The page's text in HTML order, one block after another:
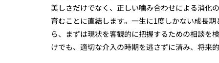
美しさだけでなく、正しい噛み合わせによる消化
育むことに直結します。一生に1度しかない成長
ら、まずは現状を客観的に把握するための相談を
けでも、適切な介入の時期を逃さずに済み、将来